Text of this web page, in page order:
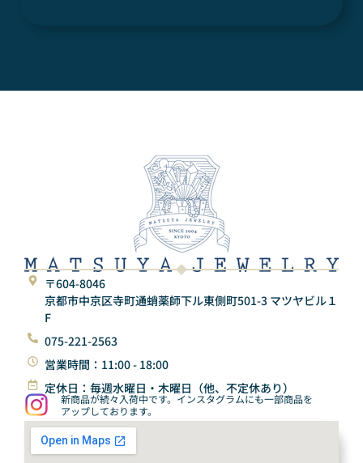
〒604-8046
京都市中京区寺町通蛸薬師下ル東側町501-3 マツヤビル１
F
075-221-2563
営業時間：11:00 - 18:00
定休日：毎週水曜日・木曜日（他、不定休あり）
新商品が続々入荷中です。インスタグラムにも一部商品を
アップしております。